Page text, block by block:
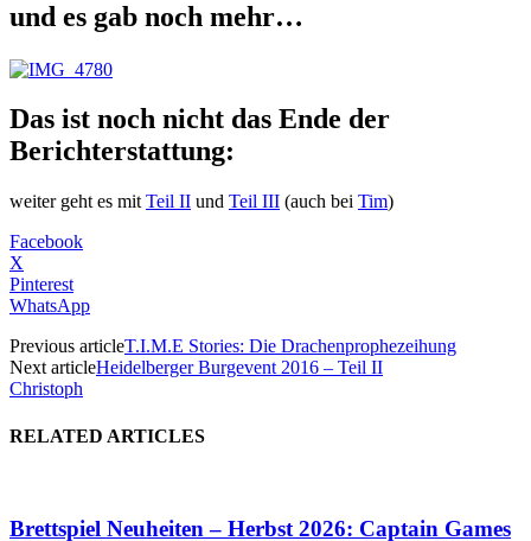
und es gab noch mehr…
Das ist noch nicht das Ende der
Berichterstattung:
weiter geht es mit Teil II und Teil III (auch bei Tim)
Facebook
X
Pinterest
WhatsApp
Previous articleT.I.M.E Stories: Die Drachenprophezeihung
Next articleHeidelberger Burgevent 2016 – Teil II
Christoph
RELATED ARTICLES
Brettspiel Neuheiten – Herbst 2026: Captain Games